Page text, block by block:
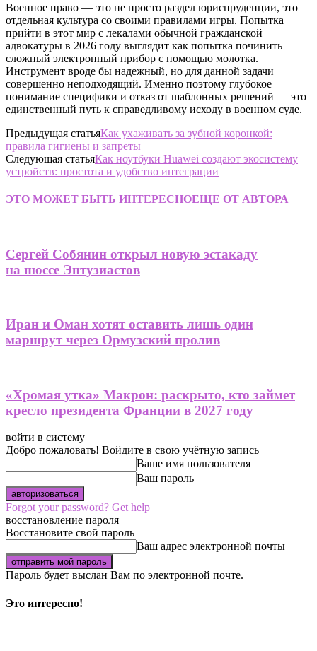
Военное право — это не просто раздел юриспруденции, это
отдельная культура со своими правилами игры. Попытка
прийти в этот мир с лекалами обычной гражданской
адвокатуры в 2026 году выглядит как попытка починить
сложный электронный прибор с помощью молотка.
Инструмент вроде бы надежный, но для данной задачи
совершенно неподходящий. Именно поэтому глубокое
понимание специфики и отказ от шаблонных решений — это
единственный путь к справедливому исходу в военном суде.
Предыдущая статьяКак ухаживать за зубной коронкой:
правила гигиены и запреты
Следующая статьяКак ноутбуки Huawei создают экосистему
устройств: простота и удобство интеграции
ЭТО МОЖЕТ БЫТЬ ИНТЕРЕСНОЕЩЕ ОТ АВТОРА
Сергей Собянин открыл новую эстакаду
на шоссе Энтузиастов
Иран и Оман хотят оставить лишь один
маршрут через Ормузский пролив
«Хромая утка» Макрон: раскрыто, кто займет
кресло президента Франции в 2027 году
войти в систему
Добро пожаловать! Войдите в свою учётную запись
Ваше имя пользователя
Ваш пароль
Forgot your password? Get help
восстановление пароля
Восстановите свой пароль
Ваш адрес электронной почты
Пароль будет выслан Вам по электронной почте.
Это интересно!